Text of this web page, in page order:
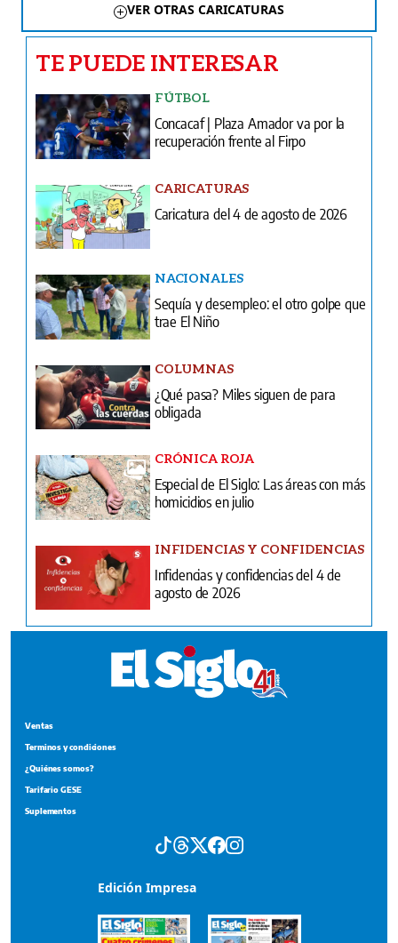
VER OTRAS CARICATURAS
TE PUEDE INTERESAR
FÚTBOL
Concacaf | Plaza Amador va por la
recuperación frente al Firpo
CARICATURAS
Caricatura del 4 de agosto de 2026
NACIONALES
Sequía y desempleo: el otro golpe que
trae El Niño
COLUMNAS
¿Qué pasa? Miles siguen de para
obligada
CRÓNICA ROJA
Especial de El Siglo: Las áreas con más
homicidios en julio
INFIDENCIAS Y CONFIDENCIAS
Infidencias y confidencias del 4 de
agosto de 2026
Ventas
Terminos y condiciones
¿Quiénes somos?
Tarifario GESE
Suplementos
Edición Impresa